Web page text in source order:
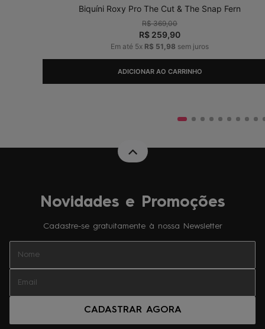
Biquíni Roxy Pro The Cut & The Snap Fern
R$ 369,00
R$ 259,90
Em até 5x R$ 51 98 sem juros
ADICIONAR AO CARRINHO
Novidades e Promoções
Cadastre-se gratuitamente à nossa Newsletter
CADASTRAR AGORA